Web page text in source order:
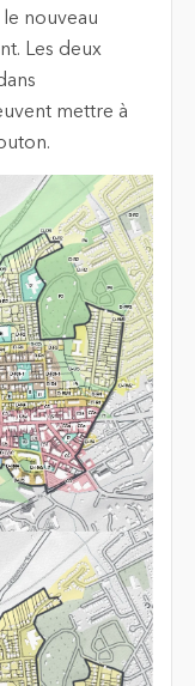
nouveau
Les deux
mettre à